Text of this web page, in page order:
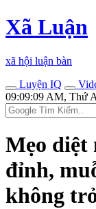
Xã Luận
xã hội luận bàn
Luyện IQ
09:09:09 AM, Thứ
Mẹo diệt
đỉnh,
không